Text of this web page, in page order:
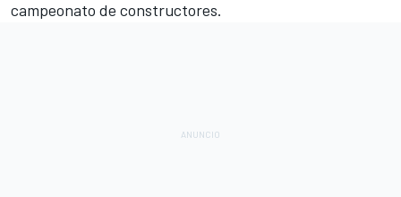
campeonato de constructores.